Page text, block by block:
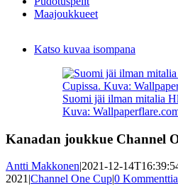
Maajoukkueet
Katso kuvaa isompana
Suomi jäi ilman mitalia
Kuva:
Kanadan joukkue Channel
Antti Makkonen|2021-12-
2021|Channel One Cup|0 Kommenttia